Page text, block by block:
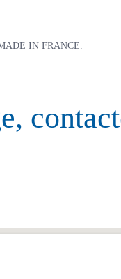
MADE IN FRANCE.